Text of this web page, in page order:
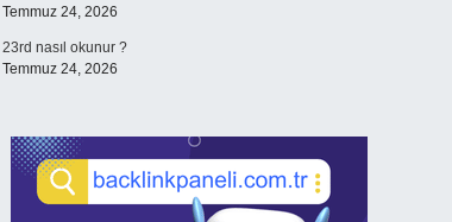
Temmuz 24, 2026
23rd nasıl okunur ?
Temmuz 24, 2026